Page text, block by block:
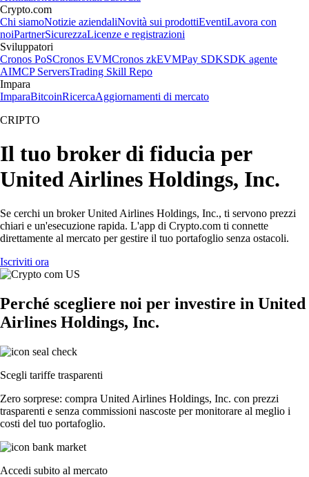
Crypto.com
Chi siamoNotizie aziendaliNovità sui prodottiEventiLavora con
noiPartnerSicurezzaLicenze e registrazioni
Sviluppatori
Cronos PoSCronos EVMCronos zkEVMPay SDKSDK agente
AIMCP ServersTrading Skill Repo
Impara
ImparaBitcoinRicercaAggiornamenti di mercato
CRIPTO
Il tuo broker di fiducia per
United Airlines Holdings, Inc.
Se cerchi un broker United Airlines Holdings, Inc., ti servono prezzi
chiari e un'esecuzione rapida. L'app di Crypto.com ti connette
direttamente al mercato per gestire il tuo portafoglio senza ostacoli.
Iscriviti ora
Perché scegliere noi per investire in United
Airlines Holdings, Inc.
Scegli tariffe trasparenti
Zero sorprese: compra United Airlines Holdings, Inc. con prezzi
trasparenti e senza commissioni nascoste per monitorare al meglio i
costi del tuo portafoglio.
Accedi subito al mercato